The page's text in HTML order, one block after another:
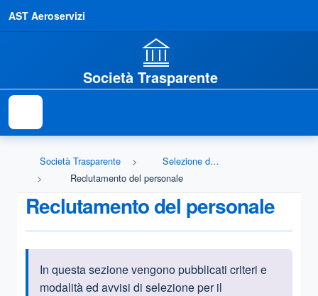
AST Aeroservizi
Società Trasparente
Società Trasparente
Selezione del personale
Reclutamento del personale
Reclutamento del personale
Informazioni introduttive
In questa sezione vengono pubblicati criteri e
modalità ed avvisi di selezione per il